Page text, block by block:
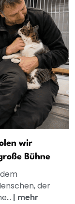
wir
Bühne
der
| mehr